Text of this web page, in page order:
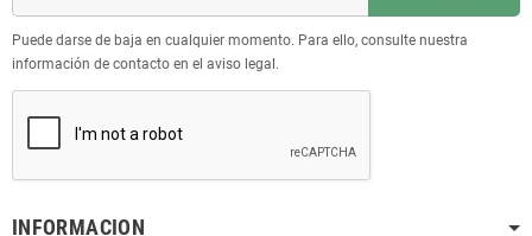
Puede darse de baja en cualquier momento. Para ello, consulte nuestra
información de contacto en el aviso legal.
INFORMACION